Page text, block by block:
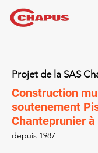
Projet de la SAS
Construction
soutenement
Chanteprunier
depuis 1987